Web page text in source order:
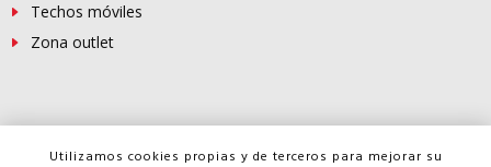
Techos móviles
Zona outlet
© Copyright - FERROSUR2026
Utilizamos cookies propias y de terceros para mejorar su